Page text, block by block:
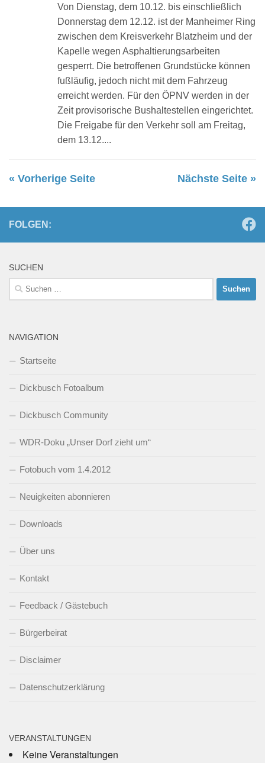
Von Dienstag, dem 10.12. bis einschließlich
Donnerstag dem 12.12. ist der Manheimer Ring
zwischen dem Kreisverkehr Blatzheim und der
Kapelle wegen Asphaltierungsarbeiten
gesperrt. Die betroffenen Grundstücke können
fußläufig, jedoch nicht mit dem Fahrzeug
erreicht werden. Für den ÖPNV werden in der
Zeit provisorische Bushaltestellen eingerichtet.
Die Freigabe für den Verkehr soll am Freitag,
dem 13.12....
« Vorherige Seite Nächste Seite »
FOLGEN:
SUCHEN
Suchen
nach:
NAVIGATION
Startseite
Dickbusch Fotoalbum
Dickbusch Community
WDR-Doku „Unser Dorf zieht um“
Fotobuch vom 1.4.2012
Neuigkeiten abonnieren
Downloads
Über uns
Kontakt
Feedback / Gästebuch
Bürgerbeirat
Disclaimer
Datenschutzerklärung
VERANSTALTUNGEN
Keine Veranstaltungen